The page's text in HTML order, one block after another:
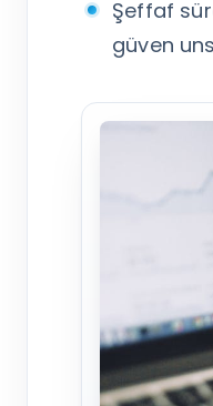
Şeffaf
güven